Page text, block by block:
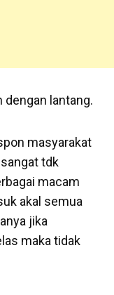
dengan lantang.
masyarakat
tdk
macam
akal semua
jika
maka tidak